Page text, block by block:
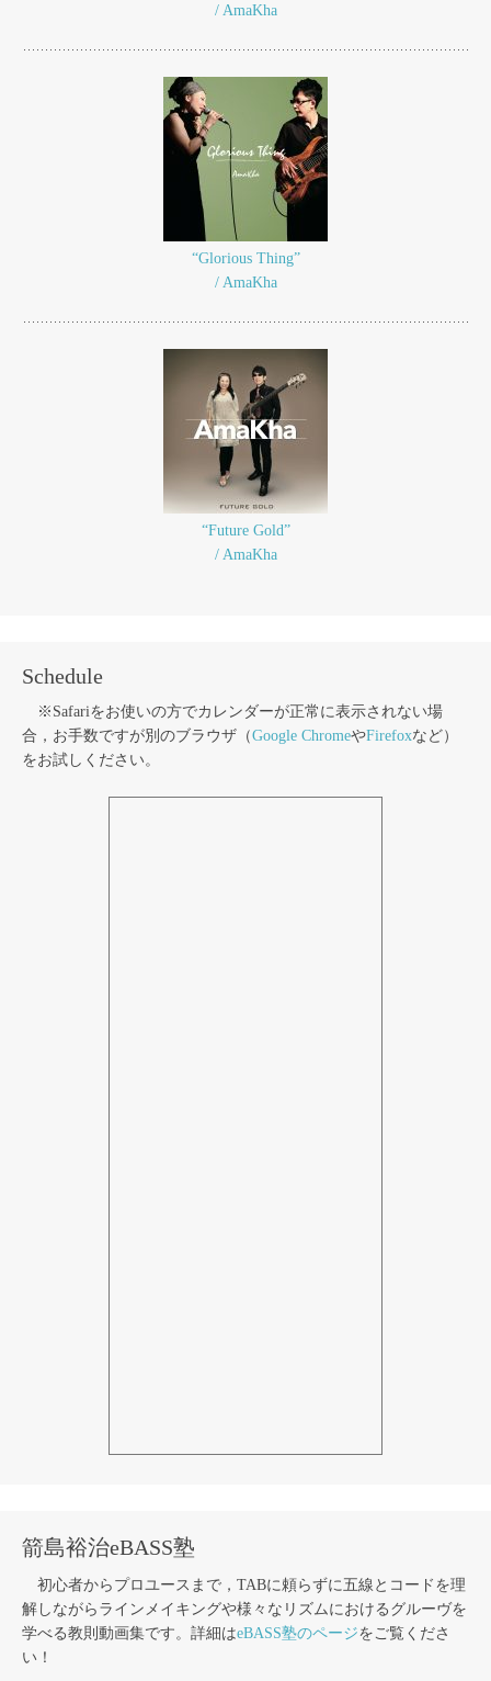
/ AmaKha
“Glorious Thing”
/ AmaKha
“Future Gold”
/ AmaKha
Schedule
※Safariをお使いの方でカレンダーが正常に表示されない場
合，お手数ですが別のブラウザ（Google ChromeやFirefoxなど）
をお試しください。
箭島裕治eBASS塾
初心者からプロユースまで，TABに頼らずに五線とコードを理
解しながらラインメイキングや様々なリズムにおけるグルーヴを
学べる教則動画集です。詳細はeBASS塾のページをご覧くださ
い！